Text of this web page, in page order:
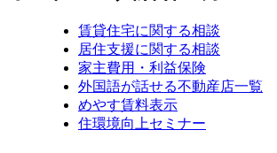
賃貸住宅に関する相談
居住支援に関する相談
家主費用・利益保険
外国語が話せる不動産店一覧
めやす賃料表示
住環境向上セミナー